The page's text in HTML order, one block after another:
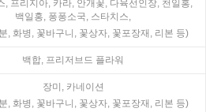
, 프리지아, 카라, 안개꽃, 다육선인장, 천일홍,
백일홍, 퐁퐁소국, 스타치스,
, 화병, 꽃바구니, 꽃상자, 꽃포장재, 리본 등)
백합, 프리저브드 플라워
장미, 카네이션
, 화병, 꽃바구니, 꽃상자, 꽃포장재, 리본 등)